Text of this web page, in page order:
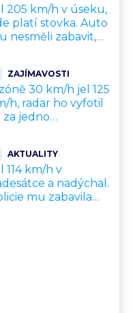
205 km/h v úseku,
platí stovka. Auto
nesměli zabavit,
ZAJÍMAVOSTI
30 km/h jel 125
h, radar ho vyfotil
za jedno
AKTUALITY
114 km/h v
a nadýchal.
mu zabavila